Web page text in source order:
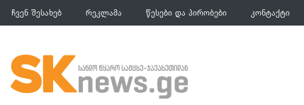
ჩვენ შესახებ რეკლამა წესები და პირობები კონტაქტი